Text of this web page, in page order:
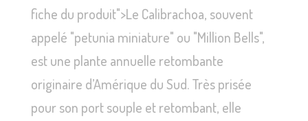
fiche du produit">Le Calibrachoa, souvent
appelé "petunia miniature" ou "Million Bells",
est une plante annuelle retombante
originaire d’Amérique du Sud. Très prisée
pour son port souple et retombant, elle